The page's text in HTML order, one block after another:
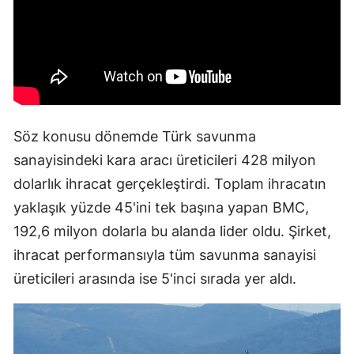
Tekirdağ
Tokat
Trabzon
Tunceli
Şanlıurfa
Van
Söz konusu dönemde Türk savunma
sanayisindeki kara aracı üreticileri 428 milyon
dolarlık ihracat gerçekleştirdi. Toplam ihracatın
yaklaşık yüzde 45'ini tek başına yapan BMC,
192,6 milyon dolarla bu alanda lider oldu. Şirket,
ihracat performansıyla tüm savunma sanayisi
üreticileri arasında ise 5'inci sırada yer aldı.